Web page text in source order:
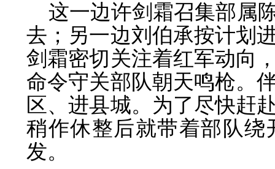
这一边许剑霜召集部属
去；另一边刘伯承按计划
剑霜密切关注着红军动向
命令守关部队朝天鸣枪。
区、进县城。为了尽快赶
稍作休整后就带着部队
发。